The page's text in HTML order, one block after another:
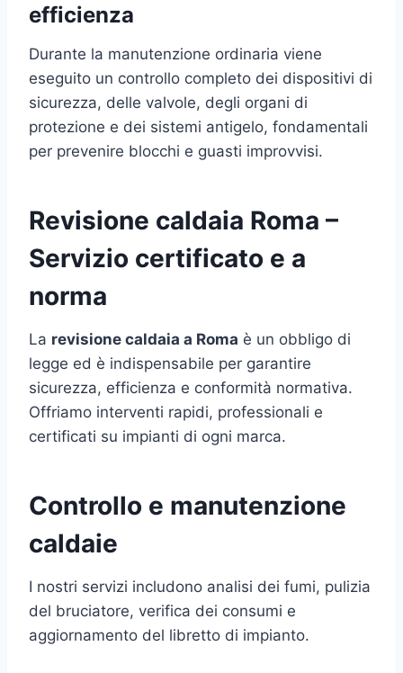
efficienza
Durante la manutenzione ordinaria viene
eseguito un controllo completo dei dispositivi di
sicurezza, delle valvole, degli organi di
protezione e dei sistemi antigelo, fondamentali
per prevenire blocchi e guasti improvvisi.
Revisione caldaia Roma –
Servizio certificato e a
norma
La revisione caldaia a Roma è un obbligo di
legge ed è indispensabile per garantire
sicurezza, efficienza e conformità normativa.
Offriamo interventi rapidi, professionali e
certificati su impianti di ogni marca.
Controllo e manutenzione
caldaie
I nostri servizi includono analisi dei fumi, pulizia
del bruciatore, verifica dei consumi e
aggiornamento del libretto di impianto.